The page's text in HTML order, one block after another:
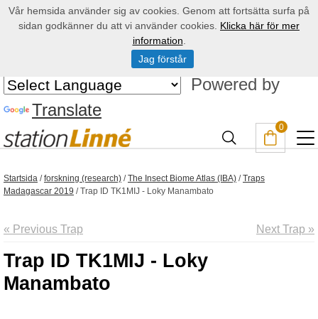
Powered by
Translate
0
Startsida /forskning (research) /The Insect Biome Atlas (IBA) /Traps
Madagascar 2019 /Trap ID TK1MIJ - Loky Manambato
« Previous Trap Next Trap »
Trap ID TK1MIJ - Loky
Manambato
Vår hemsida använder sig av cookies. Genom att fortsätta surfa på
sidan godkänner du att vi använder cookies. Klicka här för mer
information
Jag förstår